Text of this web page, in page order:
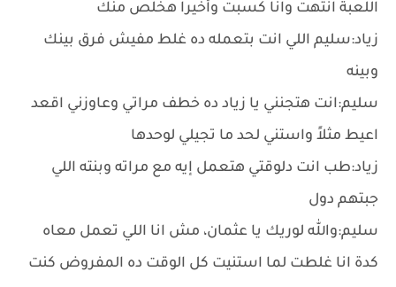
اللعبة انتهت وانا كسبت وأخيراً هخلص منك
زياد:سليم اللي انت بتعمله ده غلط مفيش فرق بينك
وبينه
سليم:انت هتجنني يا زياد ده خطف مراتي وعاوزني اقعد
اعيط مثلاً واستني لحد ما تجيلي لوحدها
زياد:طب انت دلوقتي هتعمل إيه مع مراته وبنته اللي
جبتهم دول
سليم:والله لوريك يا عثمان، مش انا اللي تعمل معاه
كدة انا غلطت لما استنيت كل الوقت ده المفروض كنت